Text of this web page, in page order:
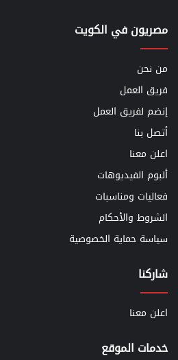
مصريون في الكويت
من نحن
فريق العمل
إنضم لفريق العمل
أتصل بنا
اعلن معنا
ألبوم الفيديوهات
فعاليات ومناسبات
الشروط والأحكام
سياسة حماية الخصوصية
شاركنا
اعلن معنا
خدمات الموقع